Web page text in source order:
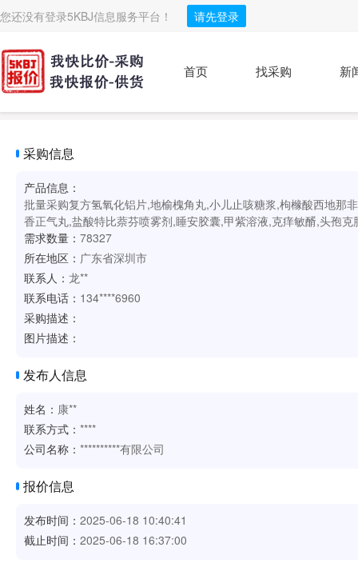
您还没有登录5KBJ信息服务平台！ 请先登录
首页 找采购 新
采购信息
产品信息：
批量采购复方氢氧化铝片,地榆槐角丸,小儿止咳糖浆,枸橼酸西地那
香正气丸,盐酸特比萘芬喷雾剂,睡安胶囊,甲紫溶液,克痒敏醑,头孢
需求数量： 78327
所在地区： 广东省深圳市
联系人： 龙**
联系电话： 134****6960
采购描述：
图片描述：
发布人信息
姓名： 康**
联系方式： ****
公司名称： **********有限公司
报价信息
发布时间： 2025-06-18 10:40:41
截止时间： 2025-06-18 16:37:00